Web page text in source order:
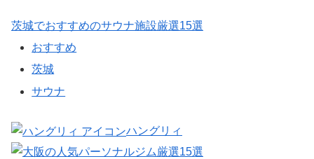
茨城でおすすめのサウナ施設厳選15選
おすすめ
茨城
サウナ
ハングリィ